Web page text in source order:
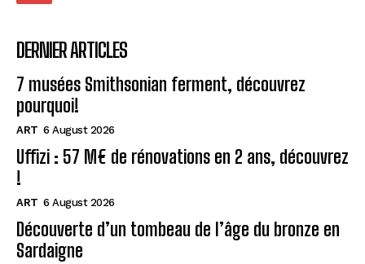
DERNIER ARTICLES
7 musées Smithsonian ferment, découvrez
pourquoi!
ART 6 August 2026
Uffizi : 57 M€ de rénovations en 2 ans, découvrez
!
ART 6 August 2026
Découverte d’un tombeau de l’âge du bronze en
Sardaigne